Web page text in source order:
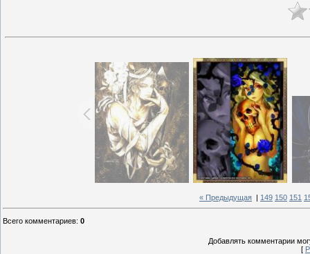
« Предыдущая 149 150 151
Всего комментариев: 0
Добавлять комментарии
[